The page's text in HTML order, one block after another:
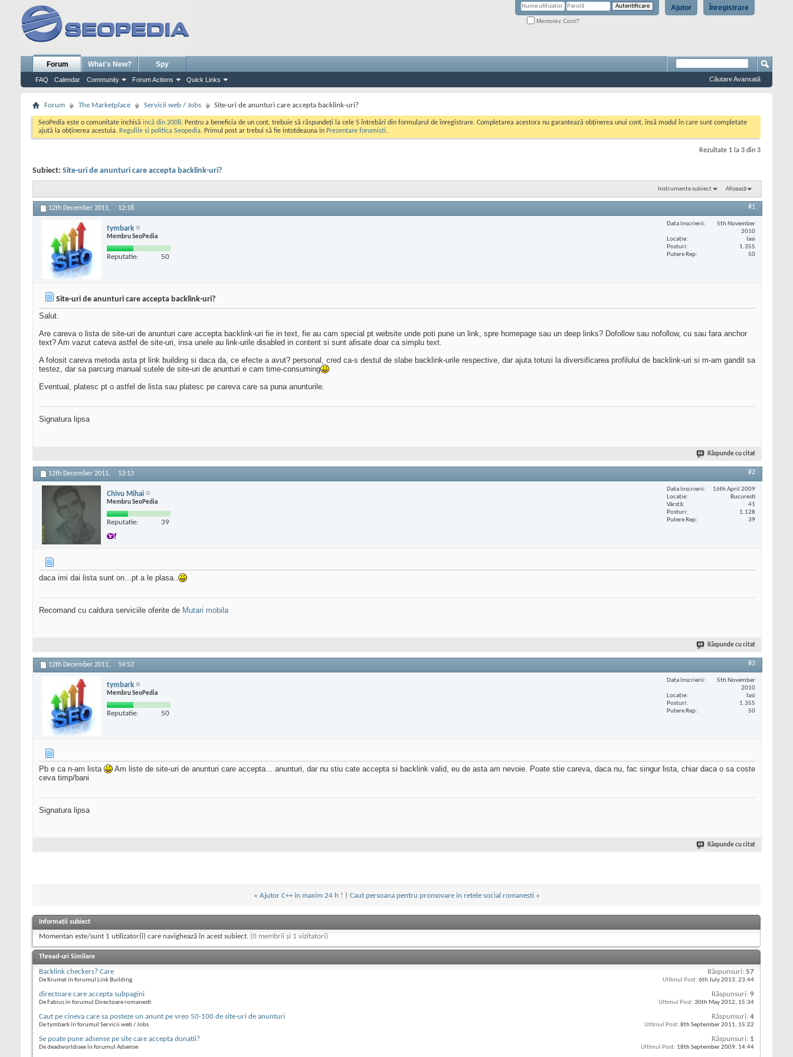
Înregistrare
Ajutor
Memorez Cont?
Forum
FAQ Calendar Community Forum Actions Quick Links
What's New? Spy
Căutare Avansată
Forum The Marketplace Servicii web / Jobs Site-uri de anunturi care accepta backlink-uri?
SeoPedia este o comunitate inchisă incă din 2008. Pentru a beneficia de un cont, trebuie să răspundeți la cele 5 întrebări din formularul de înregistrare. Completarea acestora nu garantează obținerea unui cont, însă modul în care sunt completate
ajută la obținerea acestuia. Regulile si politica Seopedia. Primul post ar trebui să fie intotdeauna in Prezentare forumisti.
Rezultate 1 la 3 din 3
Subiect: Site-uri de anunturi care accepta backlink-uri?
Instrumente subiect Afișează
12th December 2011, 12:18 #1
tymbark
Membru SeoPedia
Reputatie: 50
Data înscrierii
5th November
2010
Locaţie
Iasi
Posturi
1.355
Putere Rep
50
Site-uri de anunturi care accepta backlink-uri?
Salut.
Are careva o lista de site-uri de anunturi care accepta backlink-uri fie in text, fie au cam special pt website unde poti pune un link, spre homepage sau un deep links? Dofollow sau nofollow, cu sau fara anchor
text? Am vazut cateva astfel de site-uri, insa unele au link-urile disabled in content si sunt afisate doar ca simplu text.
A folosit careva metoda asta pt link building si daca da, ce efecte a avut? personal, cred ca-s destul de slabe backlink-urile respective, dar ajuta totusi la diversificarea profilului de backlink-uri si m-am gandit sa
testez, dar sa parcurg manual sutele de site-uri de anunturi e cam time-consuming
Eventual, platesc pt o astfel de lista sau platesc pe careva care sa puna anunturile.
Signatura lipsa
Răspunde cu citat
12th December 2011, 13:13 #2
Chivu Mihai
Membru SeoPedia
Reputatie: 39
Data înscrierii
16th April 2009
Locaţie
Bucuresti
Vârstă
41
Posturi
1.128
Putere Rep
39
daca imi dai lista sunt on...pt a le plasa..
Recomand cu caldura serviciile oferite de Mutari mobila
Răspunde cu citat
12th December 2011, 14:52 #3
tymbark
Membru SeoPedia
Reputatie: 50
Data înscrierii
5th November
2010
Locaţie
Iasi
Posturi
1.355
Putere Rep
50
Pb e ca n-am lista
Am liste de site-uri de anunturi care accepta... anunturi, dar nu stiu cate accepta si backlink valid, eu de asta am nevoie. Poate stie careva, daca nu, fac singur lista, chiar daca o sa coste
ceva timp/bani
Signatura lipsa
Răspunde cu citat
« Ajutor C++ in maxim 24 h ! Caut persoana pentru promovare in retele social romanesti »
Informații subiect
Momentan este/sunt 1 utilizator(i) care navighează în acest subiect. (0 membrii și 1 vizitatori)
Thread-uri Similare
Backlink checkers? Care
De Krumel în forumul Link Building
Răspunsuri: 57
Ultimul Post: 6th July 2013, 23:44
directoare care accepta subpagini
De Fabius în forumul Directoare romanesti
Răspunsuri: 9
Ultimul Post: 30th May 2012, 15:34
Caut pe cineva care sa posteze un anunt pe vreo 50-100 de site-uri de anunturi
De tymbark în forumul Servicii web / Jobs
Răspunsuri: 4
Ultimul Post: 8th September 2011, 15:22
Se poate pune adsense pe site care accepta donatii?
De deadworldisee în forumul Adsense
Răspunsuri: 1
Ultimul Post: 18th September 2009, 14:44